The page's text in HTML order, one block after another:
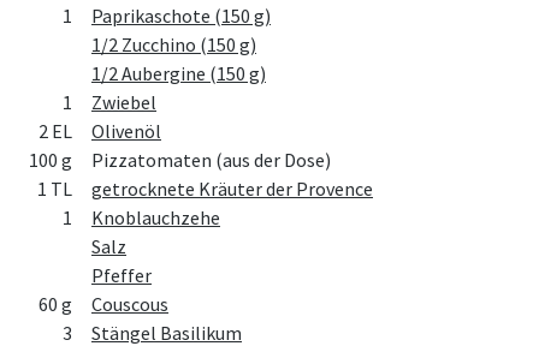
Menge
Zutat
1
Paprikaschote (150 g)
1/2 Zucchino (150 g)
1/2 Aubergine (150 g)
1
Zwiebel
2 EL
Olivenöl
100 g
Pizzatomaten (aus der Dose)
1 TL
getrocknete Kräuter der Provence
1
Knoblauchzehe
Salz
Pfeffer
60 g
Couscous
3
Stängel Basilikum